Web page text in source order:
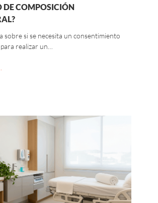
DE COMPOSICIÓN
sobre si se necesita un consentimiento
realizar un…